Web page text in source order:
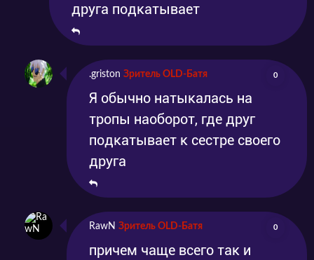
друга подкатывает
.griston Зритель OLD-Батя 0
Я обычно натыкалась на
тропы наоборот, где друг
подкатывает к сестре своего
друга
RawN Зритель OLD-Батя 0
причем чаще всего так и